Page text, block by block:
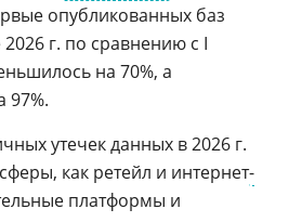
опубликованных баз
г. по сравнению с I
на 70%, а
97%.
утечек данных в 2026 г.
как ретейл и интернет-
платформы и